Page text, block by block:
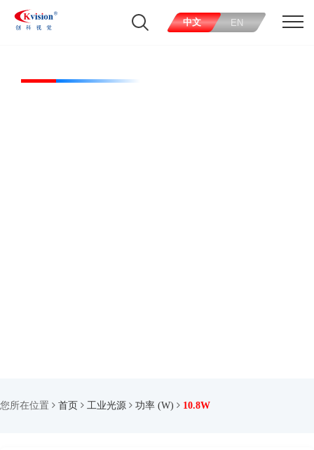
中文 EN
您所在位置 首页 工业光源 功率 (W) 10.8W